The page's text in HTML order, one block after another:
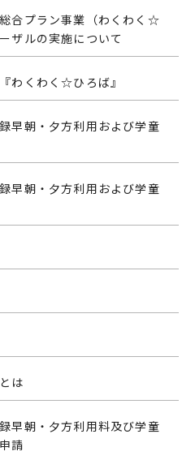
合プラン事業（わくわく☆
ザルの実施について
わくわく☆ひろば』
早朝・夕方利用および学童
早朝・夕方利用および学童
は
早朝・夕方利用料及び学童
請